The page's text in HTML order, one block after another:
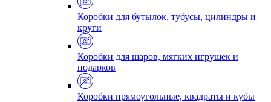
Коробки для бутылок, тубусы, цилиндры и
круги
Коробки для шаров, мягких игрушек и
подарков
Коробки прямоугольные, квадраты и кубы